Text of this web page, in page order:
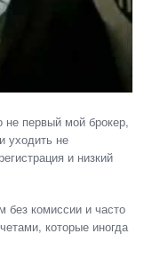
не первый мой брокер,
уходить не
и низкий
комиссии и часто
которые иногда